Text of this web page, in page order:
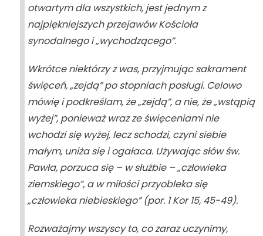
otwartym dla wszystkich, jest jednym z
najpiękniejszych przejawów Kościoła
synodalnego i „wychodzącego”.
Wkrótce niektórzy z was, przyjmując sakrament
święceń, „zejdą” po stopniach posługi. Celowo
mówię i podkreślam, że „zejdą”, a nie, że „wstąpią
wyżej”, ponieważ wraz ze święceniami nie
wchodzi się wyżej, lecz schodzi, czyni siebie
małym, uniża się i ogałaca. Używając słów św.
Pawła, porzuca się – w służbie – „człowieka
ziemskiego”, a w miłości przyobleka się
„człowieka niebieskiego” (por. 1 Kor15, 45-49).
Rozważajmy wszyscy to, co zaraz uczynimy,